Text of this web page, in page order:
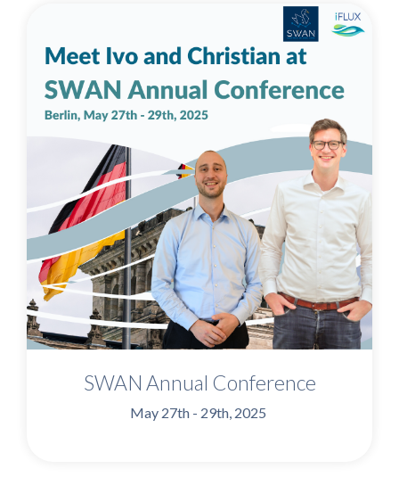
SWAN Annual Conference
May 27th - 29th, 2025